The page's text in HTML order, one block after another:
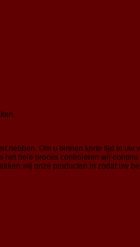
hebben. Om u binnen korte tijd in uw
het hele proces controleren wij
wij onze producten in zodat uw